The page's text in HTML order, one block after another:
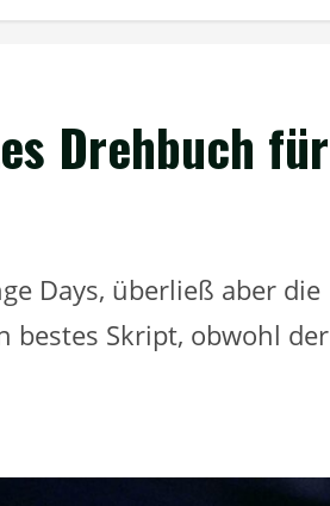
Drehbuch für
Days, überließ aber die
bestes Skript, obwohl der